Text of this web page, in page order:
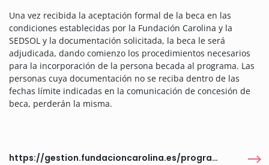
Una vez recibida la aceptación formal de la beca en las
condiciones establecidas por la Fundación Carolina y la
SEDSOL y la documentación solicitada, la beca le será
adjudicada, dando comienzo los procedimientos necesarios
para la incorporación de la persona becada al programa. Las
personas cuya documentación no se reciba dentro de las
fechas límite indicadas en la comunicación de concesión de
beca, perderán la misma.
https://gestion.fundacioncarolina.es/programas/6371